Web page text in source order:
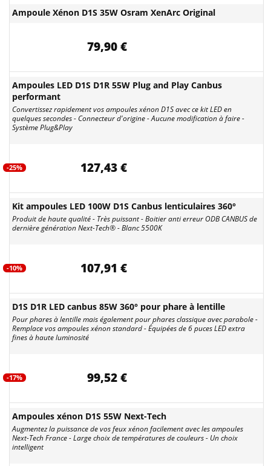
Ampoule Xénon D1S 35W Osram XenArc Original
79,90 €
Ampoules LED D1S D1R 55W Plug and Play Canbus
performant
Convertissez rapidement vos ampoules xénon D1S avec ce kit LED en
quelques secondes - Connecteur d'origine - Aucune modification à faire -
Système Plug&Play
-25% 127,43 €
Kit ampoules LED 100W D1S Canbus lenticulaires 360°
Produit de haute qualité - Très puissant - Boitier anti erreur ODB CANBUS de
dernière génération Next-Tech® - Blanc 5500K
-10% 107,91 €
D1S D1R LED canbus 85W 360° pour phare à lentille
Pour phares à lentille mais également pour phares classique avec parabole -
Remplace vos ampoules xénon standard - Équipées de 6 puces LED extra
fines à haute luminosité
-17% 99,52 €
Ampoules xénon D1S 55W Next-Tech
Augmentez la puissance de vos feux xénon facilement avec les ampoules
Next-Tech France - Large choix de températures de couleurs - Un choix
intelligent